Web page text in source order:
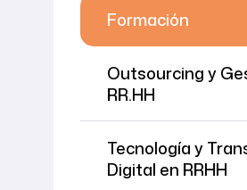
Formación
Outsourcing y
RR.HH
Tecnología y
Digital en RRHH